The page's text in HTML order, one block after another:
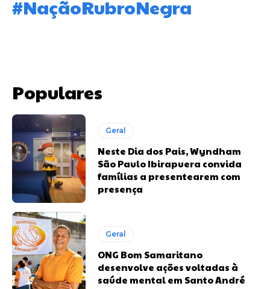
#NaçãoRubroNegra
Populares
Geral
Neste Dia dos Pais, Wyndham
São Paulo Ibirapuera convida
famílias a presentearem com
presença
Geral
ONG Bom Samaritano
desenvolve ações voltadas à
saúde mental em Santo André